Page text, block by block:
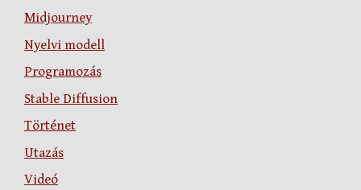
Midjourney
Nyelvi modell
Programozás
Stable Diffusion
Történet
Utazás
Videó